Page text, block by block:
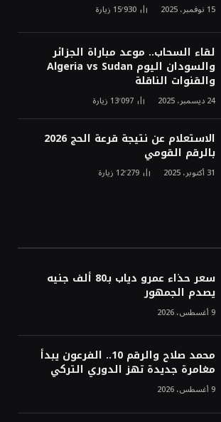
15 نوفمبر، 2025 15٬930 زيارة
لقاء السحاب.. موعد مباراة الجزائر
والسودان اليوم Algeria vs Sudan
والقنوات الناقلة
24 ديسمبر، 2025 13٬097 زيارة
الاستعلام عن نتيجة قرعة الحج 2026
بالرقم القومي
31 أكتوبر، 2025 12٬279 زيارة
سعر حذاء عمرو دياب بـ80 ألف جنيه
يصدم الجمهور
9 أغسطس، 2026
محمد صلاح والرقم 10.. الفرعون يبدأ
مغامرة جديدة تهز الدوري التركي
9 أغسطس، 2026